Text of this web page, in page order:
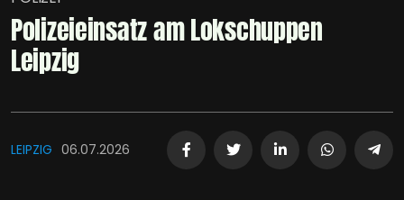
Polizeieinsatz am Lokschuppen
Leipzig
LEIPZIG 06.07.2026